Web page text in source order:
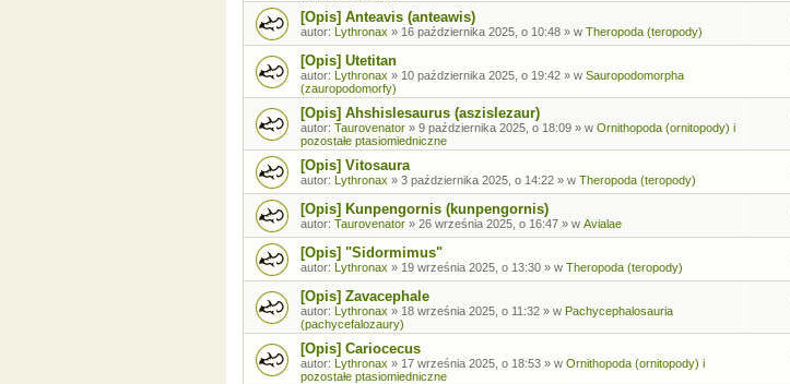
[Opis] Anteavis (anteawis)
autor: Lythronax » 16 października 2025, o 10:48 » w Theropoda (teropody)
[Opis] Utetitan
autor: Lythronax » 10 października 2025, o 19:42 » w Sauropodomorpha
(zauropodomorfy)
[Opis] Ahshislesaurus (aszislezaur)
autor: Taurovenator » 9 października 2025, o 18:09 » w Ornithopoda (ornitopody) i
pozostałe ptasiomiedniczne
[Opis] Vitosaura
autor: Lythronax » 3 października 2025, o 14:22 » w Theropoda (teropody)
[Opis] Kunpengornis (kunpengornis)
autor: Taurovenator » 26 września 2025, o 16:47 » w Avialae
[Opis] "Sidormimus"
autor: Lythronax » 19 września 2025, o 13:30 » w Theropoda (teropody)
[Opis] Zavacephale
autor: Lythronax » 18 września 2025, o 11:32 » w Pachycephalosauria
(pachycefalozaury)
[Opis] Cariocecus
autor: Lythronax » 17 września 2025, o 18:53 » w Ornithopoda (ornitopody) i
pozostałe ptasiomiedniczne